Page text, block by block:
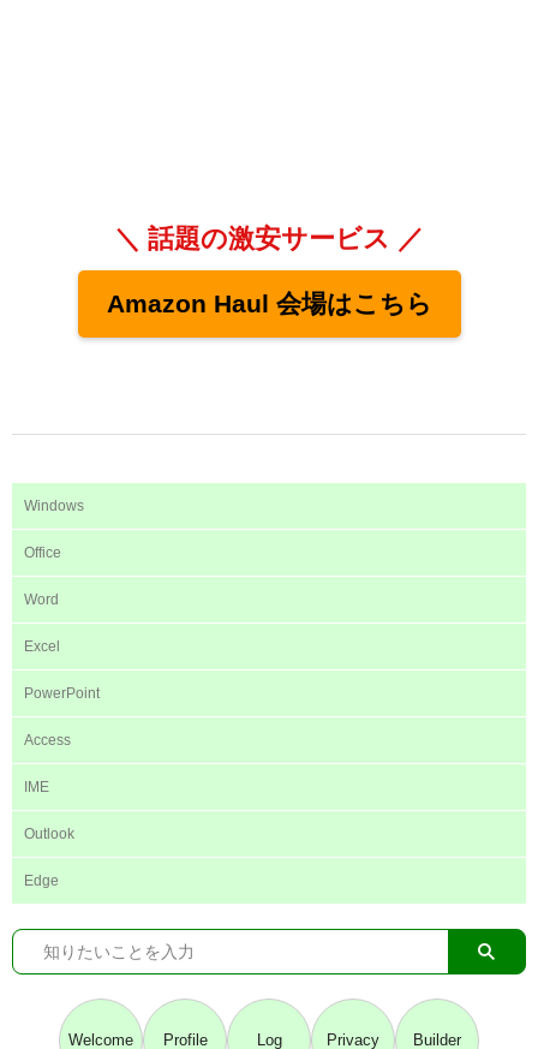
＼ 話題の激安サービス ／
Amazon Haul 会場はこちら
Windows
Office
Word
Excel
PowerPoint
Access
IME
Outlook
Edge
Welcome Profile Log Privacy Builder